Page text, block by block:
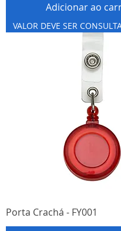
Adicionar ao
VALOR DEVE SER
Porta Crachá - FY001